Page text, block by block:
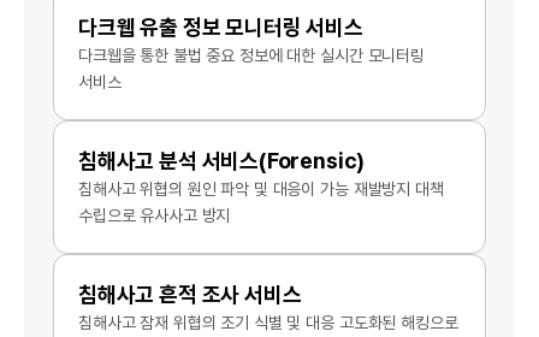
다크웹 유출 정보 모니터링 서비스
다크웹을 통한 불법 중요 정보에 대한 실시간 모니터링
서비스
침해사고 분석 서비스(Forensic)
침해사고 위협의 원인 파악 및 대응이 가능 재발방지 대책
수립으로 유사사고 방지
침해사고 흔적 조사 서비스
침해사고 잠재 위협의 조기 식별 및 대응 고도화된 해킹으로